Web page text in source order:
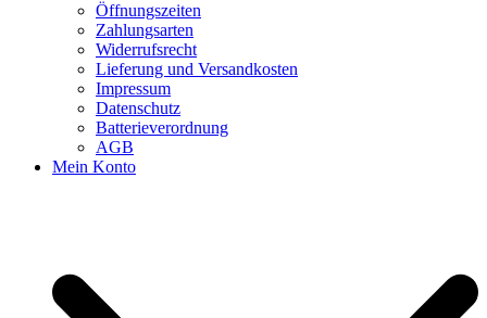
Öffnungszeiten
Zahlungsarten
Widerrufsrecht
Lieferung und Versandkosten
Impressum
Datenschutz
Batterieverordnung
AGB
Mein Konto